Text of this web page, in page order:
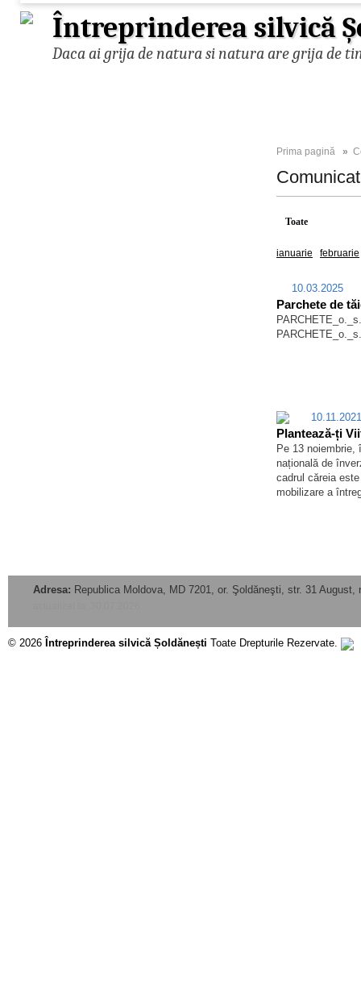
Întreprinderea silvică
Daca ai grija de natura si natura are grija de
Prima pagină »
Toate
ianuarie februarie
10.03.2025
Parchete de
Plantează-ți
Pe 13 noiembrie,
națională de
cadrul căreia
mobilizare a
Adresa: Republica Moldova, MD 7201, or. Şoldăneşti, str. 31 August,
© 2026 Întreprinderea silvică Șoldănești Toate Drepturile Rezervate.